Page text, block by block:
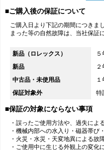
■ご購入後の保証について
ご購入日より下記の期間につきま
まった等の自然故障は、当社保証
新品（ロレックス）
５
新品
２
中古品・未使用品
１
保証対象外
特
■保証の対象にならない事項
・誤ったご使用方法や、過失によ
・機械内部への水入り・磁器帯び
・火災・水災・天変地異による故
・ご使用中に生じる外観上の変化